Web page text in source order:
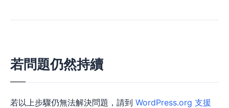
若問題仍然持續
若以上步驟仍無法解決問題，請到 WordPress.org 支援